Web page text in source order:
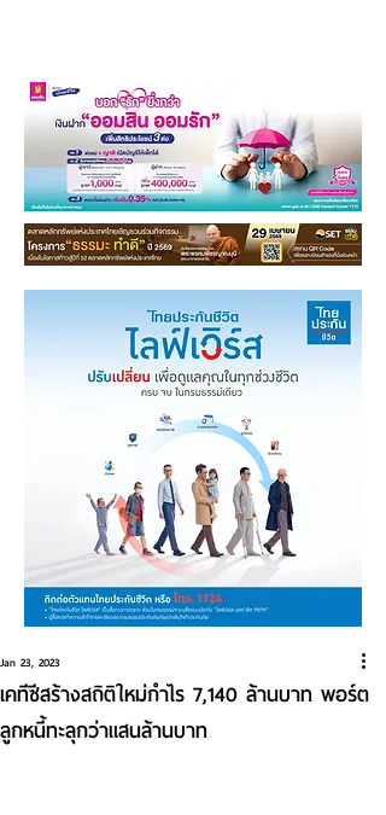
เคทีซีสร้างสถิติใหม่กำไร 7,140 ล้านบาท พอร์ต
ลูกหนี้ทะลุกว่าแสนล้านบาท
Jan 23, 2023